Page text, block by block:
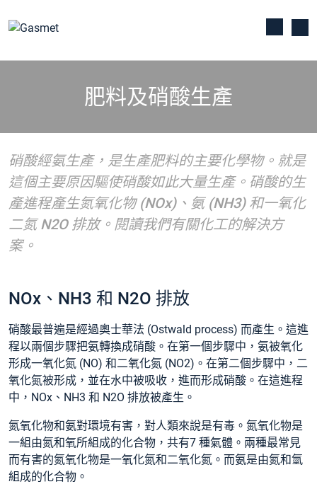
肥料及硝酸生產
硝酸經氨生產，是生產肥料的主要化學物。就是
這個主要原因驅使硝酸如此大量生產。硝酸的生
產進程產生氮氧化物 (NOx)、氨 (NH3) 和一氧化
二氮 N2O 排放。閱讀我們有關化工的解決方
案。
NOx、NH3 和 N2O 排放
硝酸最普遍是經過奧士華法 (Ostwald process) 而產生。這進
程以兩個步驟把氨轉換成硝酸。在第一個步驟中，氨被氧化
形成一氧化氮 (NO) 和二氧化氮 (NO2)。在第二個步驟中，二
氧化氮被形成，並在水中被吸收，進而形成硝酸。在這進程
中，NOx、NH3 和 N2O 排放被產生。
氮氧化物和氨對環境有害，對人類來說是有毒。氮氧化物是
一組由氮和氧所組成的化合物，共有7 種氣體。兩種最常見
而有害的氮氧化物是一氧化氮和二氧化氮。而氨是由氮和氫
組成的化合物。